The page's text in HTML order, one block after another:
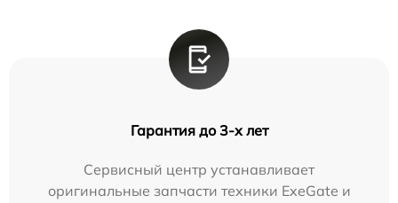
Гарантия до 3-х лет
Сервисный центр устанавливает
оригинальные запчасти техники ExeGate и